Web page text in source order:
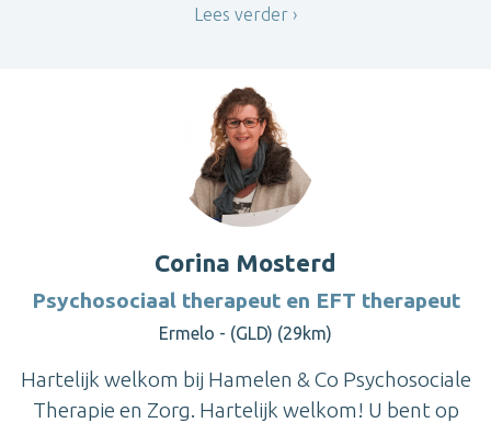
Lees verder
Corina Mosterd
Psychosociaal therapeut en EFT therapeut
Ermelo - (GLD) (29km)
Hartelijk welkom bij Hamelen & Co Psychosociale
Therapie en Zorg. Hartelijk welkom! U bent op